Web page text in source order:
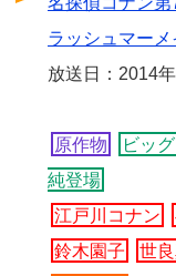
ラッシュマーメ
放送日：2014
原作物 ビッ
純登場
江戸川コナン
鈴木園子
世